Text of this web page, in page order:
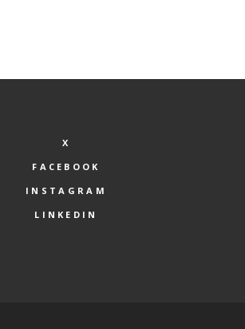
X
FACEBOOK
INSTAGRAM
LINKEDIN